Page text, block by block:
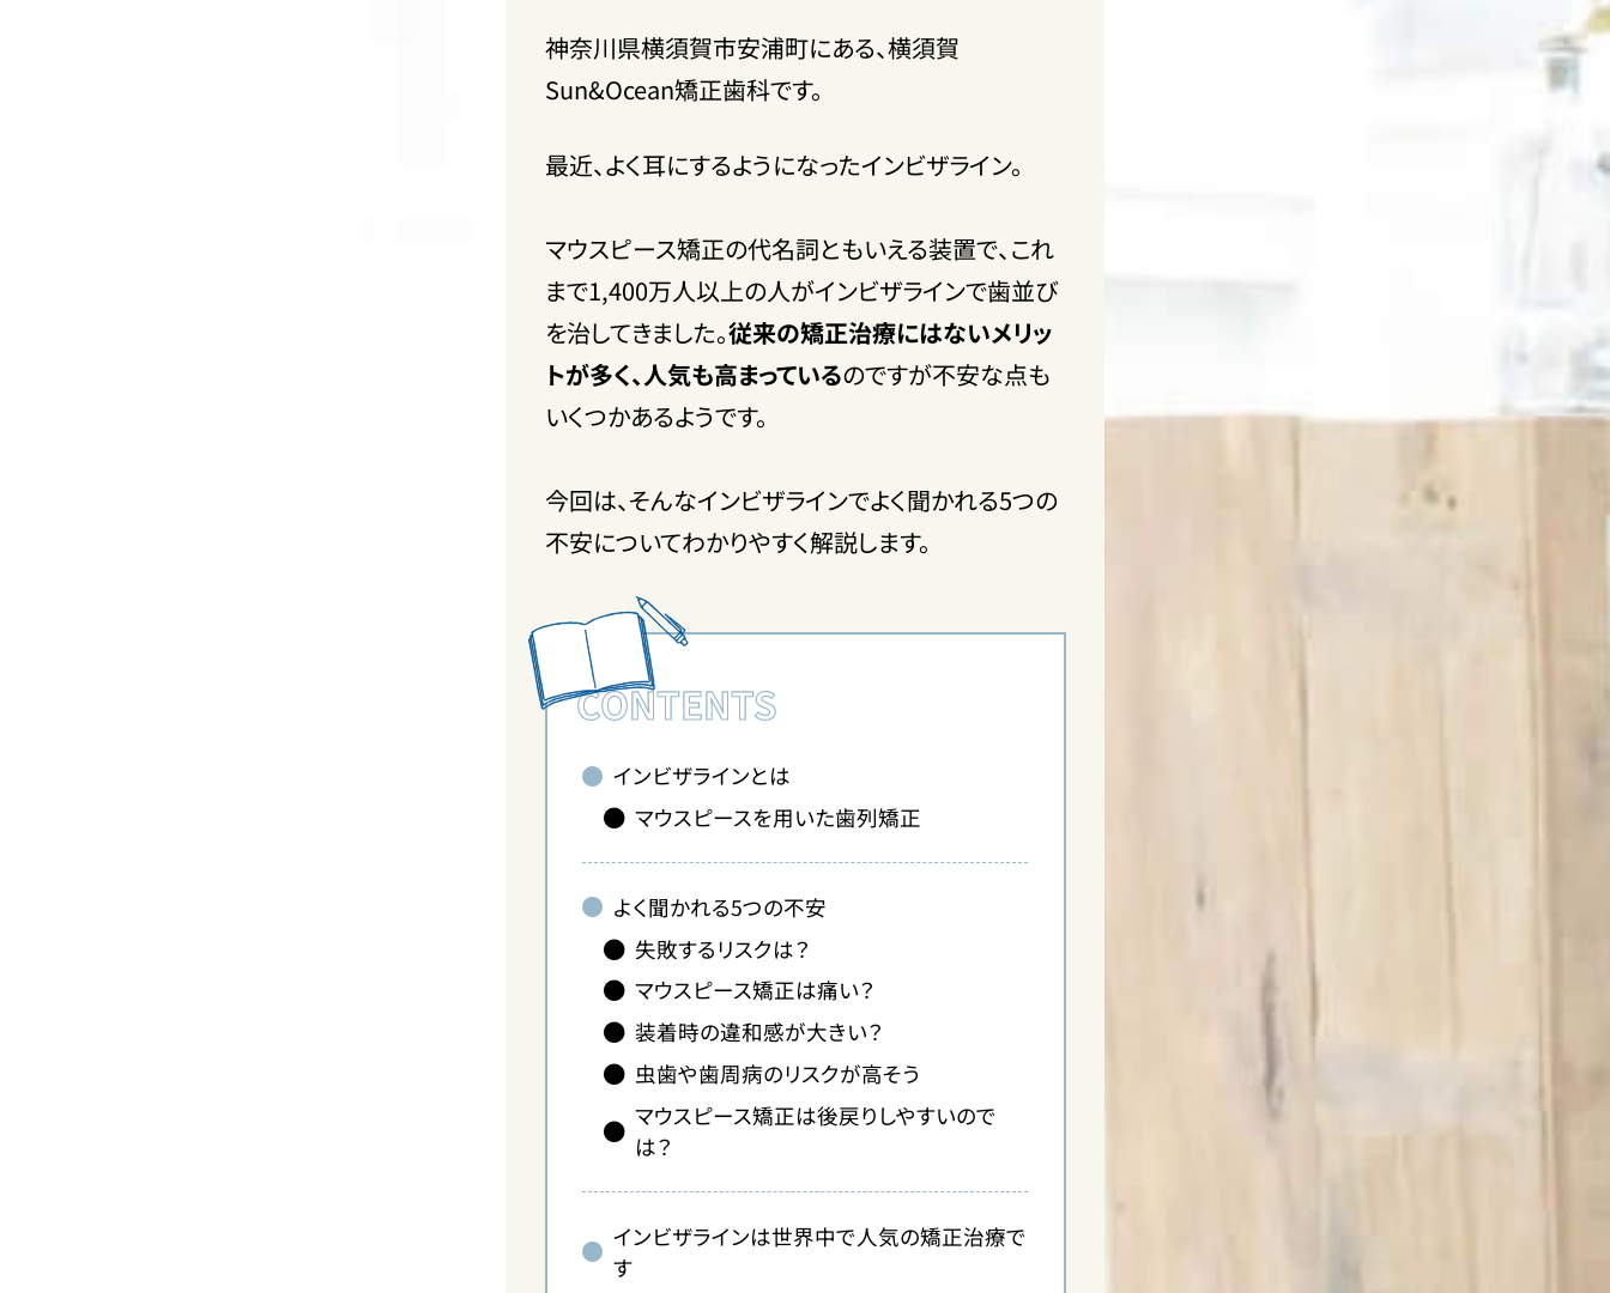
神奈川県横須賀市安浦町にある、横須賀
Sun&Ocean矯正歯科です。
最近、よく耳にするようになったインビザライン。
マウスピース矯正の代名詞ともいえる装置で、これ
まで1,400万人以上の人がインビザラインで歯並び
を治してきました。従来の矯正治療にはないメリッ
トが多く、人気も高まっているのですが不安な点も
いくつかあるようです。
今回は、そんなインビザラインでよく聞かれる5つの
不安についてわかりやすく解説します。
CONTENTS
インビザラインとは
マウスピースを用いた歯列矯正
よく聞かれる5つの不安
失敗するリスクは？
マウスピース矯正は痛い？
装着時の違和感が大きい？
虫歯や歯周病のリスクが高そう
マウスピース矯正は後戻りしやすいので
は？
インビザラインは世界中で人気の矯正治療で
す